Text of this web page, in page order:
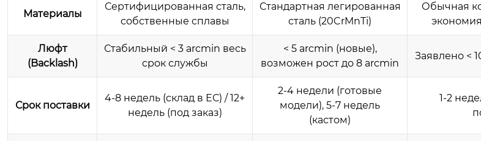
Материалы
Сертифицированная сталь,
собственные сплавы
Стандартная легированная
сталь (20CrMnTi)
Обычная
Люфт
(Backlash)
Стабильный < 3 arcmin весь
срок службы
< 5 arcmin (новые),
возможен рост до 8 arcmin
Заявлено <
Срок поставки
4-8 недель (склад в ЕС) / 12+
недель (под заказ)
2-4 недели (готовые
модели), 5-7 недель
(кастом)
1-2